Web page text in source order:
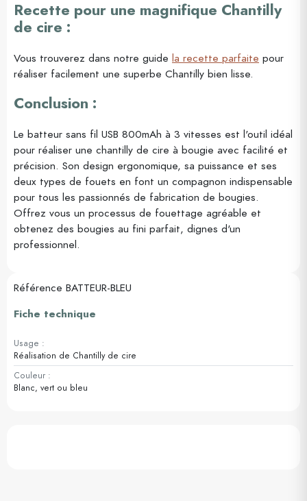
Recette pour une magnifique Chantilly
de cire :
Vous trouverez dans notre guide la recette parfaite pour
réaliser facilement une superbe Chantilly bien lisse.
Conclusion :
Le batteur sans fil USB 800mAh à 3 vitesses est l'outil idéal
pour réaliser une chantilly de cire à bougie avec facilité et
précision. Son design ergonomique, sa puissance et ses
deux types de fouets en font un compagnon indispensable
pour tous les passionnés de fabrication de bougies.
Offrez vous un processus de fouettage agréable et
obtenez des bougies au fini parfait, dignes d'un
professionnel.
Référence BATTEUR-BLEU
Fiche technique
Usage :
Réalisation de Chantilly de cire
Couleur :
Blanc, vert ou bleu